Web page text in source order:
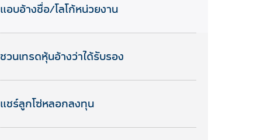
แอบอ้างชื่อ/โลโก้หน่วยงาน
ชวนเทรดหุ้นอ้างว่าได้รับรอง
แชร์ลูกโซ่หลอกลงทุน